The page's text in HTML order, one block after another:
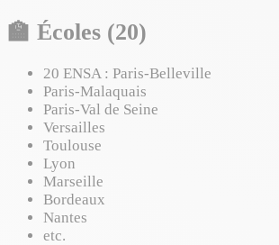
🏫 Écoles (20)
20 ENSA : Paris-Belleville
Paris-Malaquais
Paris-Val de Seine
Versailles
Toulouse
Lyon
Marseille
Bordeaux
Nantes
etc.